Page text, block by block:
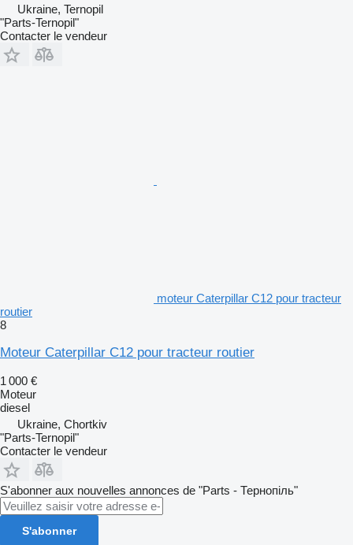
Ukraine, Ternopil
"Parts-Ternopil"
Contacter le vendeur
moteur Caterpillar C12 pour tracteur
routier
8
Moteur Caterpillar C12 pour tracteur routier
1 000 €
Moteur
diesel
Ukraine, Chortkiv
"Parts-Ternopil"
Contacter le vendeur
S'abonner aux nouvelles annonces de "Parts - Тернопіль"
S'abonner